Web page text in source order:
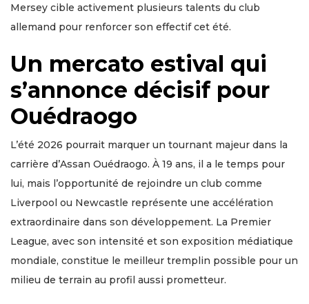
Mersey cible activement plusieurs talents du club
allemand pour renforcer son effectif cet été.
Un mercato estival qui
s’annonce décisif pour
Ouédraogo
L’été 2026 pourrait marquer un tournant majeur dans la
carrière d’Assan Ouédraogo. À 19 ans, il a le temps pour
lui, mais l’opportunité de rejoindre un club comme
Liverpool ou Newcastle représente une accélération
extraordinaire dans son développement. La Premier
League, avec son intensité et son exposition médiatique
mondiale, constitue le meilleur tremplin possible pour un
milieu de terrain au profil aussi prometteur.